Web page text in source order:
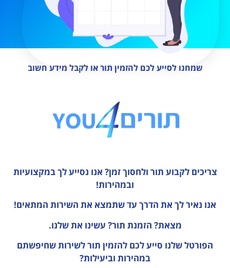
שמחנו לסייע לכם להזמין תור או לקבל מידע חשוב
צריכים לקבוע תור ולחסוך זמן? אנו נסייע לך במקצועיות
ובמהירות!
אנו נאיר לך את הדרך עד שתמצא את השירות המתאים!
מצאת? הזמנת תור? עשינו את שלנו.
הפורטל שלנו סייע לכם להזמין תור לשירות שחיפשתם
במהירות וביעילות?